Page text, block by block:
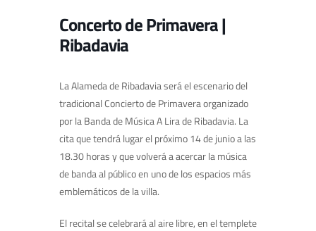
Concerto de Primavera |
Ribadavia
La Alameda de Ribadavia será el escenario del
tradicional Concierto de Primavera organizado
por la Banda de Música A Lira de Ribadavia. La
cita que tendrá lugar el próximo 14 de junio a las
18.30 horas y que volverá a acercar la música
de banda al público en uno de los espacios más
emblemáticos de la villa.
El recital se celebrará al aire libre, en el templete